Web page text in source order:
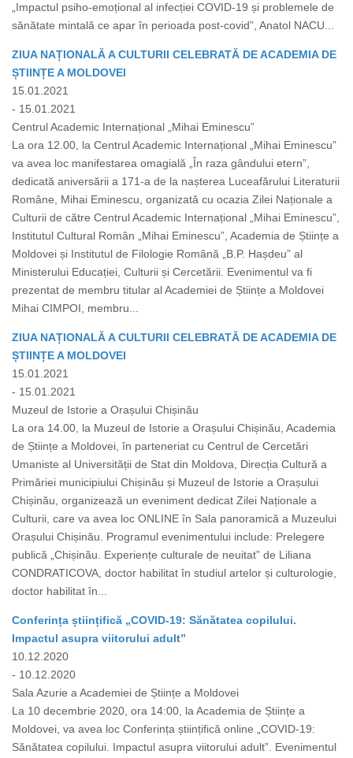
„Impactul psiho-emoțional al infecției COVID-19 și problemele de
sănătate mintală ce apar în perioada post-covid”, Anatol NACU...
ZIUA NAȚIONALĂ A CULTURII CELEBRATĂ DE ACADEMIA DE
ȘTIINȚE A MOLDOVEI
15.01.2021
- 15.01.2021
Centrul Academic Internațional „Mihai Eminescu”
La ora 12.00, la Centrul Academic Internațional „Mihai Eminescu”
va avea loc manifestarea omagială „În raza gândului etern”,
dedicată aniversării a 171-a de la nașterea Luceafărului Literaturii
Române, Mihai Eminescu, organizată cu ocazia Zilei Naționale a
Culturii de către Centrul Academic Internațional „Mihai Eminescu”,
Institutul Cultural Român „Mihai Eminescu”, Academia de Științe a
Moldovei și Institutul de Filologie Română „B.P. Hașdeu” al
Ministerului Educației, Culturii și Cercetării. Evenimentul va fi
prezentat de membru titular al Academiei de Științe a Moldovei
Mihai CIMPOI, membru...
ZIUA NAȚIONALĂ A CULTURII CELEBRATĂ DE ACADEMIA DE
ȘTIINȚE A MOLDOVEI
15.01.2021
- 15.01.2021
Muzeul de Istorie a Orașului Chișinău
La ora 14.00, la Muzeul de Istorie a Orașului Chișinău, Academia
de Științe a Moldovei, în parteneriat cu Centrul de Cercetări
Umaniste al Universității de Stat din Moldova, Direcția Cultură a
Primăriei municipiului Chișinău și Muzeul de Istorie a Orașului
Chișinău, organizează un eveniment dedicat Zilei Naționale a
Culturii, care va avea loc ONLINE în Sala panoramică a Muzeului
Orașului Chișinău. Programul evenimentului include: Prelegere
publică „Chișinău. Experiențe culturale de neuitat” de Liliana
CONDRATICOVA, doctor habilitat în studiul artelor și culturologie,
doctor habilitat în...
Conferința științifică „COVID-19: Sănătatea copilului.
Impactul asupra viitorului adult”
10.12.2020
- 10.12.2020
Sala Azurie a Academiei de Științe a Moldovei
La 10 decembrie 2020, ora 14:00, la Academia de Științe a
Moldovei, va avea loc Conferința științifică online „COVID-19:
Sănătatea copilului. Impactul asupra viitorului adult”. Evenimentul